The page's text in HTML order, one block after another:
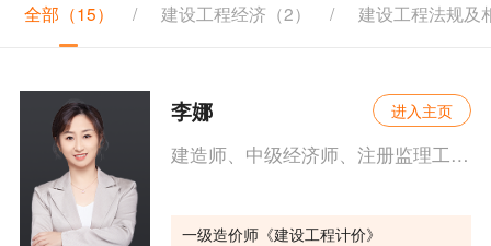
全部（15） 建设工程经济（2） 建设工程法规及
进入主页
李娜
建造师、中级经济师、注册监理工程师。从事建筑经济类辅导培训，有10余年丰富的考试培训经验。
一级造价师《建设工程计价》